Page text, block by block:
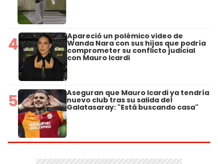
4 Apareció un polémico video de
Wanda Nara con sus hijas que podría
comprometer su conflicto judicial
con Mauro Icardi
5 Aseguran que Mauro Icardi ya tendría
nuevo club tras su salida del
Galatasaray: "Está buscando casa"